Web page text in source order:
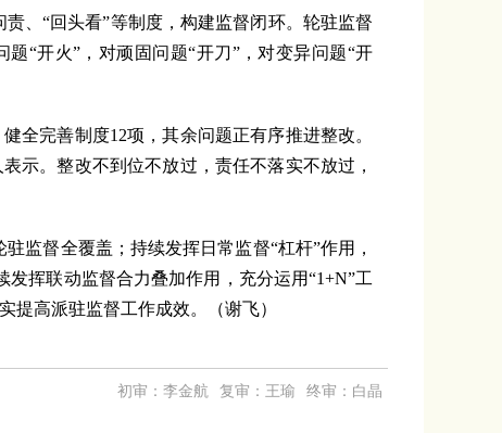
、“回头看”等制度，构建监督闭环。轮驻监督
“开火”，对顽固问题“开刀”，对变异问题“开
完善制度12项，其余问题正有序推进整改。
示。整改不到位不放过，责任不落实不放过，
督全覆盖；持续发挥日常监督“杠杆”作用，
挥联动监督合力叠加作用，充分运用“1+N”工
提高派驻监督工作成效。（谢飞）
初审：李金航 复审：王瑜 终审：白晶